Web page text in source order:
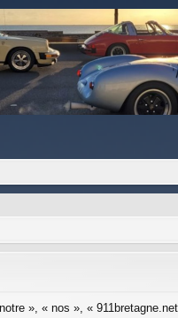
», « nos », «